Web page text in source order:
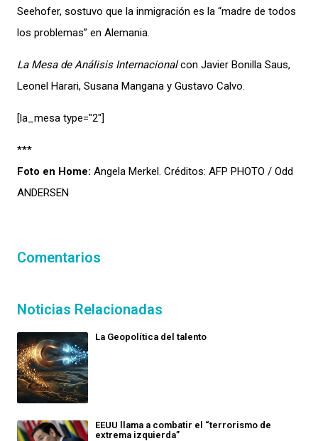
Seehofer, sostuvo que la inmigración es la “madre de todos
los problemas” en Alemania.
La Mesa de Análisis Internacionalcon Javier Bonilla Saus,
Leonel Harari, Susana Mangana y Gustavo Calvo.
[la_mesa type="2″]
***
Foto en Home: Angela Merkel. Créditos: AFP PHOTO / Odd
ANDERSEN
Comentarios
Noticias Relacionadas
La Geopolítica del talento
EEUU llama a combatir el “terrorismo de
extrema izquierda”